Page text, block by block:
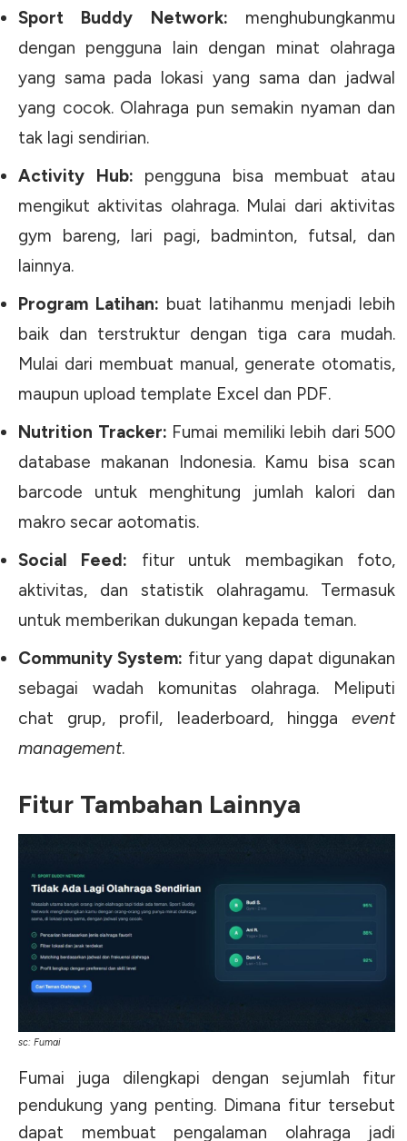
Sport Buddy Network: menghubungkanmu
dengan pengguna lain dengan minat olahraga
yang sama pada lokasi yang sama dan jadwal
yang cocok. Olahraga pun semakin nyaman dan
tak lagi sendirian.
Activity Hub: pengguna bisa membuat atau
mengikut aktivitas olahraga. Mulai dari aktivitas
gym bareng, lari pagi, badminton, futsal, dan
lainnya.
Program Latihan: buat latihanmu menjadi lebih
baik dan terstruktur dengan tiga cara mudah.
Mulai dari membuat manual, generate otomatis,
maupun upload template Excel dan PDF.
Nutrition Tracker: Fumai memiliki lebih dari 500
database makanan Indonesia. Kamu bisa scan
barcode untuk menghitung jumlah kalori dan
makro secar aotomatis.
Social Feed: fitur untuk membagikan foto,
aktivitas, dan statistik olahragamu. Termasuk
untuk memberikan dukungan kepada teman.
Community System: fitur yang dapat digunakan
sebagai wadah komunitas olahraga. Meliputi
chat grup, profil, leaderboard, hingga event
management.
Fitur Tambahan Lainnya
sc: Fumai
Fumai juga dilengkapi dengan sejumlah fitur
pendukung yang penting. Dimana fitur tersebut
dapat membuat pengalaman olahraga jadi